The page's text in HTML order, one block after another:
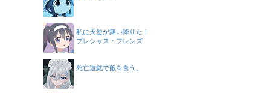
私に天使が舞い降りた！
プレシャス・フレンズ
死亡遊戯で飯を食う。